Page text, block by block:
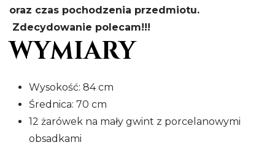
oraz czas pochodzenia przedmiotu.
Zdecydowanie polecam!!!
WYMIARY
Wysokość: 84 cm
Średnica: 70 cm
12 żarówek na mały gwint z porcelanowymi
obsadkami